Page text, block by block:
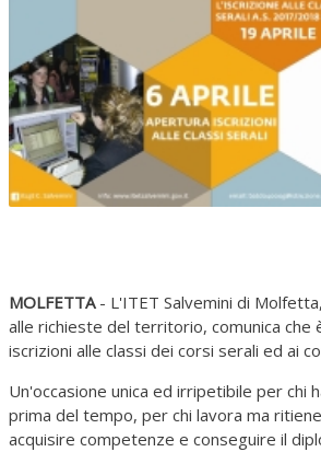
MOLFETTA- L'ITET Salvemini di
alle richieste del territorio, comunica che
iscrizioni alle classi dei corsi serali ed ai
Un'occasione unica ed irripetibile per chi
prima del tempo, per chi lavora ma
acquisire competenze e conseguire il